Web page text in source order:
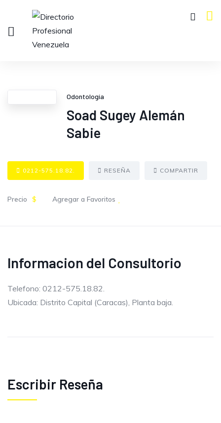
Odontología
Soad Sugey Alemán
Sabie
0212-575.18.82. RESEÑA COMPARTIR
Precio $ Agregar a Favoritos
Informacion del Consultorio
Telefono: 0212-575.18.82.
Ubicada: Distrito Capital (Caracas), Planta baja.
Escribir Reseña